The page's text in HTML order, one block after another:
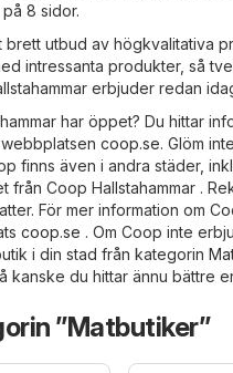
8 sidor.
brett utbud av högkvalitativa
intressanta produkter, så
erbjuder redan
har öppet? Du hittar
coop.se. Glöm
finns även i andra städer,
från Coop Hallstahammar .
För mer information om
coop.se . Om Coop inte
i din stad från kategorin
kanske du hittar ännu bättre
”Matbutiker”